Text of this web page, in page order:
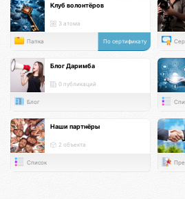
Клуб волонтёров
3 атома
Папка По сертификату
Блог Даримба
0 публикаций
Блог
Наши партнёры
2 объекта
Список